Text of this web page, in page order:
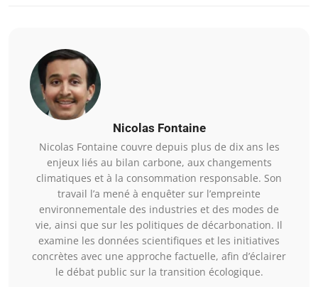
Nicolas Fontaine
Nicolas Fontaine couvre depuis plus de dix ans les
enjeux liés au bilan carbone, aux changements
climatiques et à la consommation responsable. Son
travail l’a mené à enquêter sur l’empreinte
environnementale des industries et des modes de
vie, ainsi que sur les politiques de décarbonation. Il
examine les données scientifiques et les initiatives
concrètes avec une approche factuelle, afin d’éclairer
le débat public sur la transition écologique.